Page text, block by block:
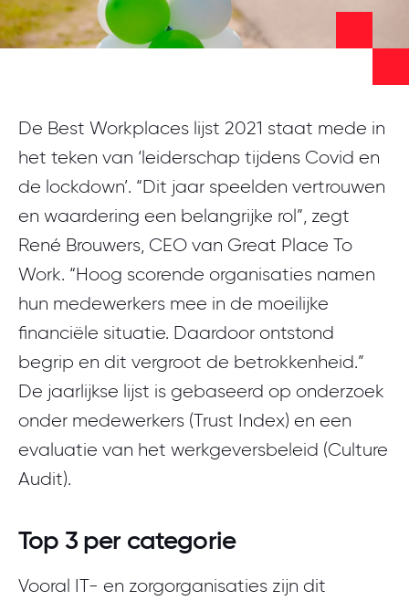
De Best Workplaces lijst 2021 staat mede in
het teken van ‘leiderschap tijdens Covid en
de lockdown’. “Dit jaar speelden vertrouwen
en waardering een belangrijke rol”, zegt
René Brouwers, CEO van Great Place To
Work. “Hoog scorende organisaties namen
hun medewerkers mee in de moeilijke
financiële situatie. Daardoor ontstond
begrip en dit vergroot de betrokkenheid.”
De jaarlijkse lijst is gebaseerd op onderzoek
onder medewerkers (Trust Index) en een
evaluatie van het werkgeversbeleid (Culture
Audit).
Top 3 per categorie
Vooral IT- en zorgorganisaties zijn dit